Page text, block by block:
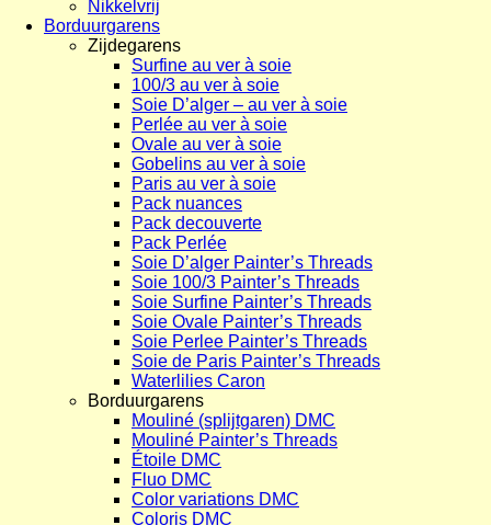
Nikkelvrij
Borduurgarens
Zijdegarens
Surfine au ver à soie
100/3 au ver à soie
Soie D’alger – au ver à soie
Perlée au ver à soie
Ovale au ver à soie
Gobelins au ver à soie
Paris au ver à soie
Pack nuances
Pack decouverte
Pack Perlée
Soie D’alger Painter’s Threads
Soie 100/3 Painter’s Threads
Soie Surfine Painter’s Threads
Soie Ovale Painter’s Threads
Soie Perlee Painter’s Threads
Soie de Paris Painter’s Threads
Waterlilies Caron
Borduurgarens
Mouliné (splijtgaren) DMC
Mouliné Painter’s Threads
Étoile DMC
Fluo DMC
Color variations DMC
Coloris DMC